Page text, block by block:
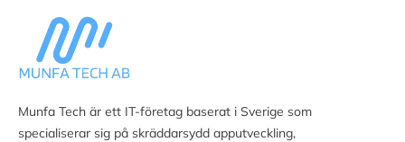
Munfa Tech är ett IT-företag baserat i Sverige som
specialiserar sig på skräddarsydd apputveckling,